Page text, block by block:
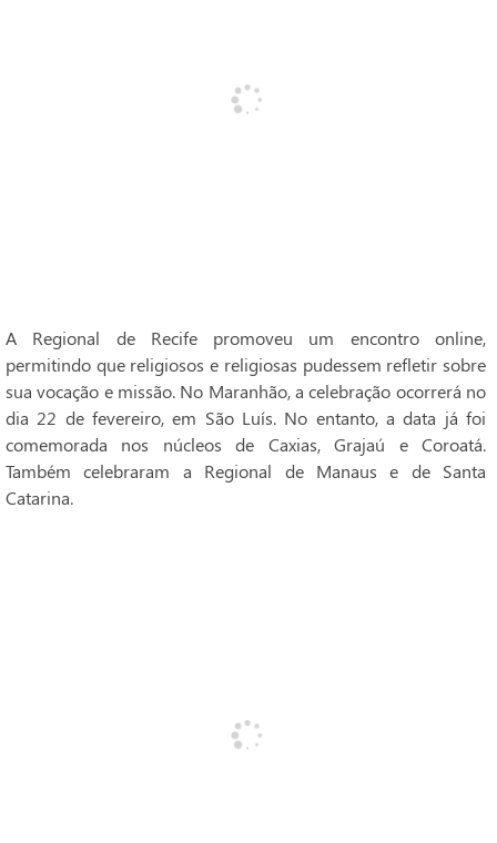
A Regional de Recife promoveu um encontro online,
permitindo que religiosos e religiosas pudessem refletir sobre
sua vocação e missão. No Maranhão, a celebração ocorrerá no
dia 22 de fevereiro, em São Luís. No entanto, a data já foi
comemorada nos núcleos de Caxias, Grajaú e Coroatá.
Também celebraram a Regional de Manaus e de Santa
Catarina.